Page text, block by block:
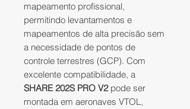
mapeamento profissional,
permitindo levantamentos e
mapeamentos de alta precisão sem
a necessidade de pontos de
controle terrestres (GCP). Com
excelente compatibilidade, a
SHARE 202S PRO V2 pode ser
montada em aeronaves VTOL,